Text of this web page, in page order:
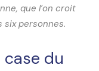
que l’on croit
six personnes.
du